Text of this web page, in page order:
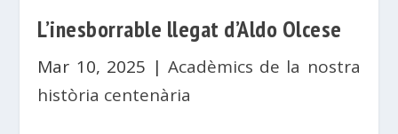
L’inesborrable llegat d’Aldo Olcese
Mar 10, 2025 |Acadèmics de la nostra
història centenària